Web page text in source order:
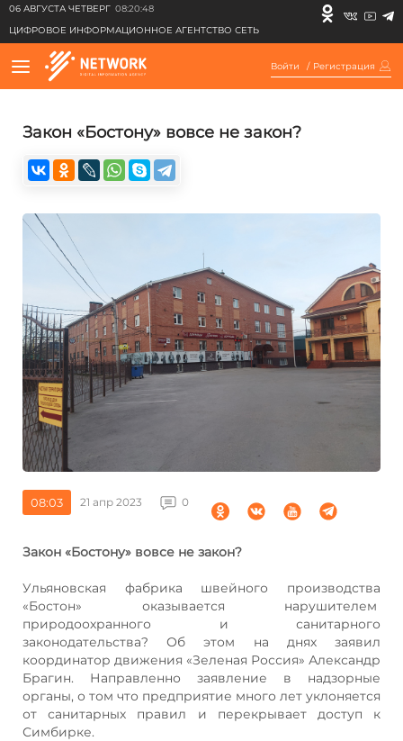
06 АВГУСТА ЧЕТВЕРГ 08:20:48
ЦИФРОВОЕ ИНФОРМАЦИОННОЕ АГЕНТСТВО СЕТЬ
Войти / Регистрация
Закон «Бостону» вовсе не закон?
08:03 21 апр 2023 0
Закон «Бостону» вовсе не закон?
Ульяновская фабрика швейного производства
«Бостон» оказывается нарушителем
природоохранного и санитарного
законодательства? Об этом на днях заявил
координатор движения «Зеленая Россия» Александр
Брагин. Направленно заявление в надзорные
органы, о том что предприятие много лет уклоняется
от санитарных правил и перекрывает доступ к
Симбирке.